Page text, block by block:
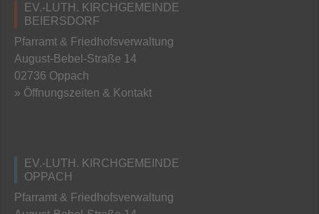
EV.-LUTH. KIRCHGEMEINDE
BEIERSDORF
Pfarramt & Friedhofsverwaltung
August-Bebel-Straße 14
02736 Oppach
» Öffnungszeiten & Kontakt
EV.-LUTH. KIRCHGEMEINDE
OPPACH
Pfarramt & Friedhofsverwaltung